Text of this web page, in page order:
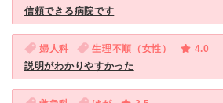
信頼できる病院です
婦人科 生理不順（女性）
4.0
説明がわかりやすかった